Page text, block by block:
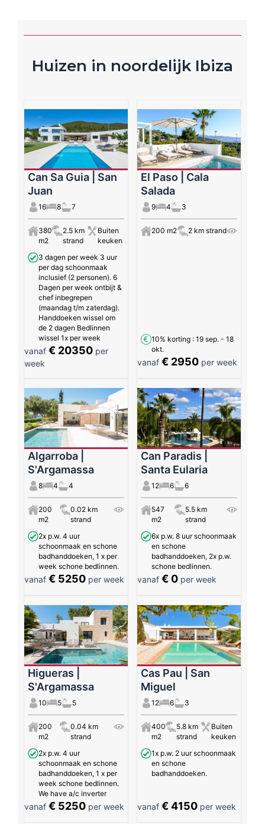
Huizen in noordelijk Ibiza
Can Sa Guia | San
Juan
16 8 7
380
m2
2.5 km
strand
Buiten
keuken
3 dagen per week 3 uur
per dag schoonmaak
inclusief (2 personen). 6
Dagen per week ontbijt &
chef inbegrepen
(maandag t/m zaterdag).
Handdoeken wissel om
de 2 dagen Bedlinnen
wissel 1x per week
vanaf € 20350 per
week
El Paso | Cala
Salada
9 4 3
200 m2 2 km strand
10% korting : 19 sep. - 18
okt.
vanaf€ 2950 per week
Algarroba |
S'Argamassa
8 4 4
200
m2
0.02 km
strand
2x p.w. 4 uur
schoonmaak en schone
badhanddoeken, 1 x per
week schone bedlinnen.
vanaf € 5250 per week
Can Paradis |
Santa Eularia
12 6 6
547
m2
5.5 km
strand
6x p.w. 8 uur schoonmaak
en schone
badhanddoeken, 2x p.w.
schone bedlinnen.
vanaf€ 0 per week
Higueras |
S'Argamassa
10 5 5
200
m2
0.04 km
strand
2x p.w. 4 uur
schoonmaak en schone
badhanddoeken, 1 x per
week schone bedlinnen.
We have a/c inverter
vanaf € 5250 per week
Cas Pau | San
Miguel
12 6 3
400
m2
5.8 km
strand
Buiten
keuken
1x p.w. 2 uur schoonmaak
en schone
badhanddoeken.
vanaf€ 4150 per week